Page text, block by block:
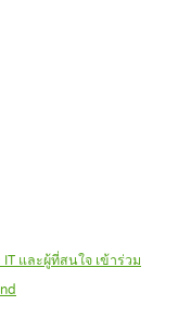
และผู้ที่สนใจ เข้าร่วม